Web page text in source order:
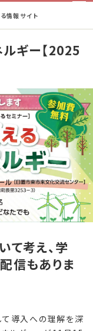
情報サイト
ギー【2025
て考え、学
信もありま
て導入への理解を深